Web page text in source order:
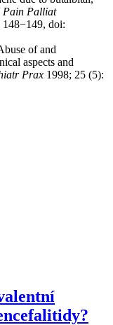
Pain Palliat
doi:
of and
aspects and
Prax 1998; 25 (5):